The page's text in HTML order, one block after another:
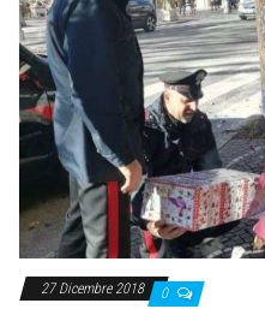
27 Dicembre 2018 0